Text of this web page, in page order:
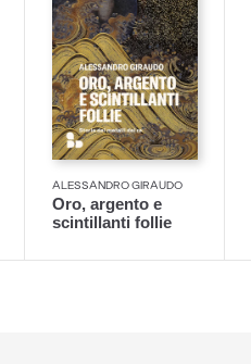
ALESSANDRO GIRAUDO
Oro, argento e
scintillanti follie